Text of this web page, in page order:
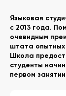
Языковая
с 2013 года.
очевидным
штата
Школа
студенты
первом